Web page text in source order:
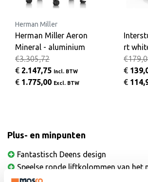
Herman Miller
Herman Miller Aeron
Mineral - aluminium
€3.305,72
€ 2.147,75 Incl. BTW
€ 1.775,00 Excl. BTW
rt
€
€
Plus- en minpunten
Fantastisch Deens design
Speelse ronde liftkolommen van het
Krastvast tafelblad met Fenix NTM